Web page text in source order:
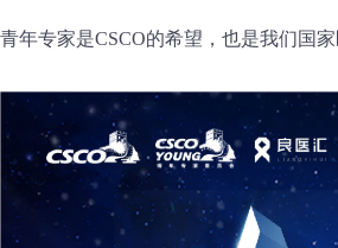
青年专家是CSCO的希望，也是我们国